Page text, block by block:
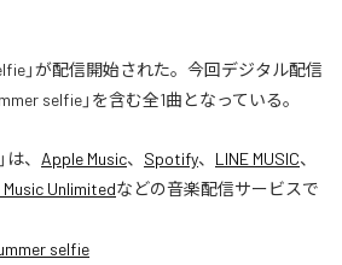
」が配信開始された。今回デジタル配信
selfie」を含む全1曲となっている。
」は、 Apple Music、 Spotify、 LINE MUSIC、
Unlimitedなどの音楽配信サービスで
selfie